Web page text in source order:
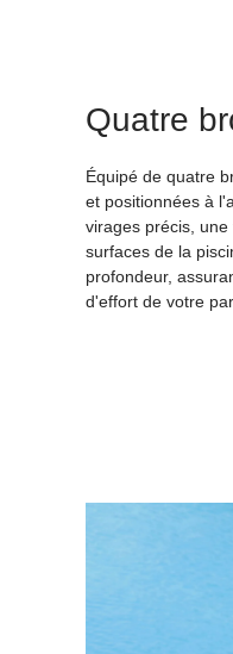
Quatre
Équipé de quatre
et positionnées à
virages précis,
surfaces de la
profondeur,
d'effort de votre